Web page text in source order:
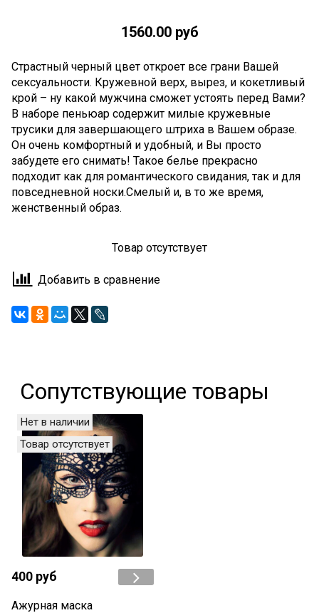
1560.00 руб
Страстный черный цвет откроет все грани Вашей
сексуальности. Кружевной верх, вырез, и кокетливый
крой – ну какой мужчина сможет устоять перед Вами?
В наборе пеньюар содержит милые кружевные
трусики для завершающего штриха в Вашем образе.
Он очень комфортный и удобный, и Вы просто
забудете его снимать! Такое белье прекрасно
подходит как для романтического свидания, так и для
повседневной носки.Смелый и, в то же время,
женственный образ.
Товар отсутствует
Добавить в сравнение
Сопутствующие товары
Нет в наличии
Товар отсутствует
400 руб
Ажурная маска